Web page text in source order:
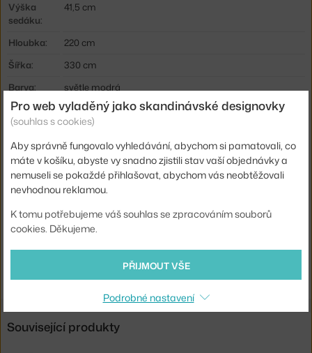
Výška
sedáku:
41,5 cm
Hloubka:
220 cm
Šířka:
330 cm
Barva:
světle modrá
Materiál:
textilní potah, dřevěný rám, tvarovaná pěna, HR pěna
(High Resilience)
Typ
pohovky:
modulární, rohová
Kód
produktu
AND-147229A235A014A299
Ste zo Slovenska? Prejdite na
Shopping from the EU? Switch to
Hi Lo Sofa Configuration E,
Související produkty
Pro web vyladěný jako skandinávské designovky
(souhlas s cookies)
Aby správně fungovalo vyhledávání, abychom si pamatovali, co
máte v košíku, abyste vy snadno zjistili stav vaší objednávky a
nemuseli se pokaždé přihlašovat, abychom vás neobtěžovali
nevhodnou reklamou.
K tomu potřebujeme váš souhlas se zpracováním souborů
cookies. Děkujeme.
PŘIJMOUT VŠE
Podrobné nastavení